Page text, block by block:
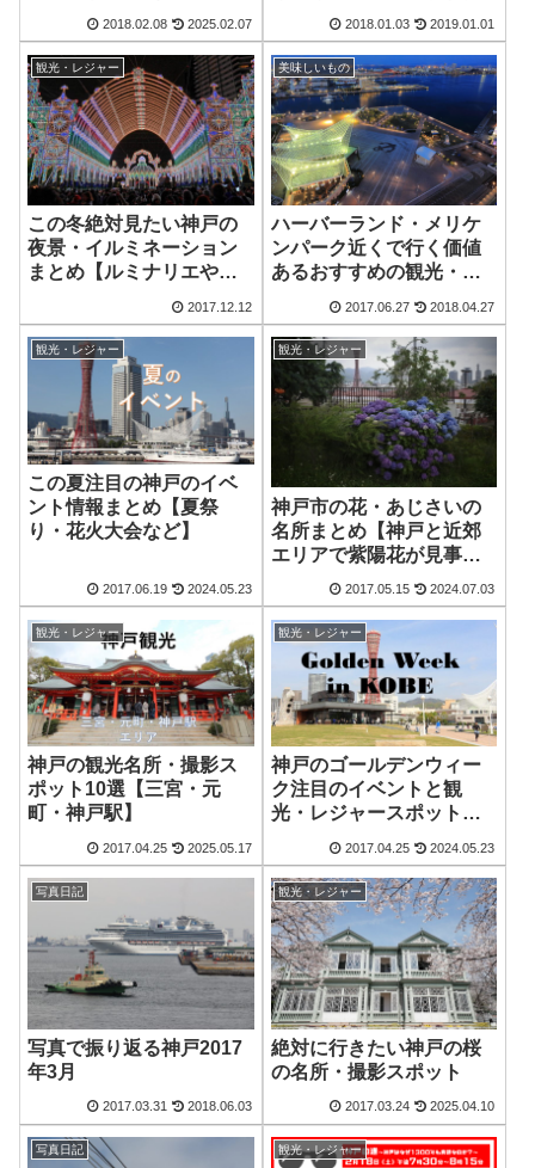
2024年）
2018.02.08 2025.02.07 2018.01.03 2019.01.01
観光・レジャー
この冬絶対見たい神戸の
夜景・イルミネーション
まとめ【ルミナリエや世
など】
2017.12.12
美味しいもの
ハーバーランド・メリケ
ンパーク近くで行く価値
あるおすすめの観光・ご
厳選】
2017.06.27 2018.04.27
観光・レジャー
この夏注目の神戸のイベ
ント情報まとめ【夏祭
り・花火大会など】
2017.06.19 2024.05.23
観光・レジャー
神戸市の花・あじさいの
名所まとめ【神戸と近郊
エリアで紫陽花が見事な
2017.05.15 2024.07.03
観光・レジャー
神戸の観光名所・撮影ス
ポット10選【三宮・元
町・神戸駅】
2017.04.25 2025.05.17
観光・レジャー
神戸のゴールデンウィー
ク注目のイベントと観
光・レジャースポットま
2017.04.25 2024.05.23
写真日記
写真で振り返る神戸2017
年3月
2017.03.31 2018.06.03
観光・レジャー
絶対に行きたい神戸の桜
の名所・撮影スポット
2017.03.24 2025.04.10
写真日記 観光・レジャー